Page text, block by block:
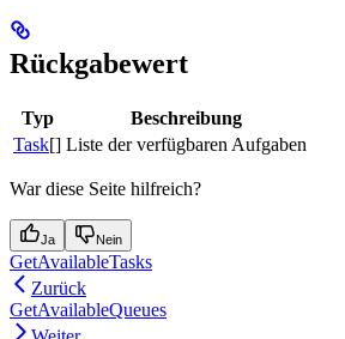
Rückgabewert
Typ
Beschreibung
Task[] Liste der verfügbaren Aufgaben
War diese Seite hilfreich?
Ja Nein
GetAvailableTasks
Zurück
GetAvailableQueues